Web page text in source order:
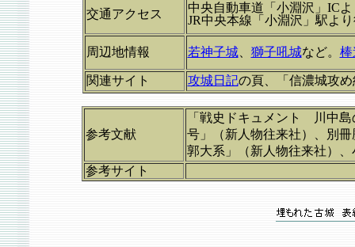
交通アクセス
中央自動車道「小淵沢」ICよ
JR中央本線「小淵沢」駅
周辺地情報 若神子城、 獅子吼城など。 棒
関連サイト 攻城日記の頁、「信濃城攻
参考文献
「戦史ドキュメント 川中
号」（新人物往来社）、別
郭大系」（新人物往来社）
参考サイト